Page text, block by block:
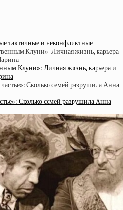
тактичные и неконфликтные
Клуни»: Личная жизнь, карьера и
Сколько семей разрушила Анна